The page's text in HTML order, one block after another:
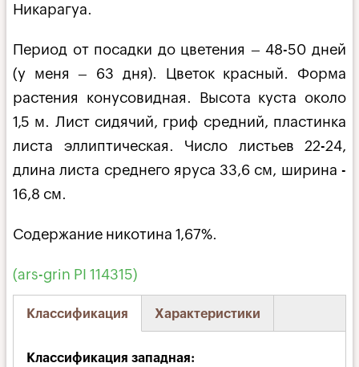
Никарагуа.
Период от посадки до цветения – 48-50 дней
(у меня – 63 дня). Цветок красный. Форма
растения ко­нусовидная. Высота куста около
1,5 м. Лист сидячий, гриф средний, пластинка
листа эллиптическая. Число лис­тьев 22-24,
длина листа среднего яруса 33,6 см, ширина -
16,8 см.
Содержание никотина 1,67%.
(ars-grin PI 114315)
Классификация
вкладка)
Характеристики
Классификация западная